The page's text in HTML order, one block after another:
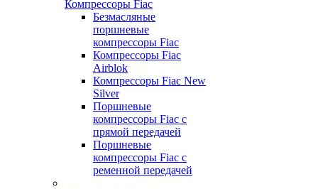
Компрессоры Fiac
Безмасляные
поршневые
компрессоры Fiac
Компрессоры Fiac
Airblok
Компрессоры Fiac New
Silver
Поршневые
компрессоры Fiac с
прямой передачей
Поршневые
компрессоры Fiac с
ременной передачей